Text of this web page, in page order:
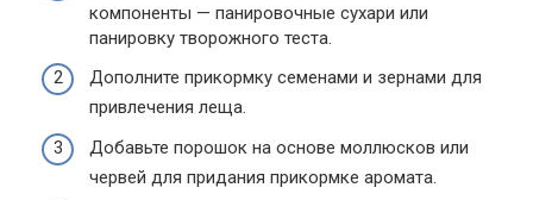
компоненты — панировочные сухари или
панировку творожного теста.
Дополните прикормку семенами и зернами для
привлечения леща.
Добавьте порошок на основе моллюсков или
червей для придания прикормке аромата.